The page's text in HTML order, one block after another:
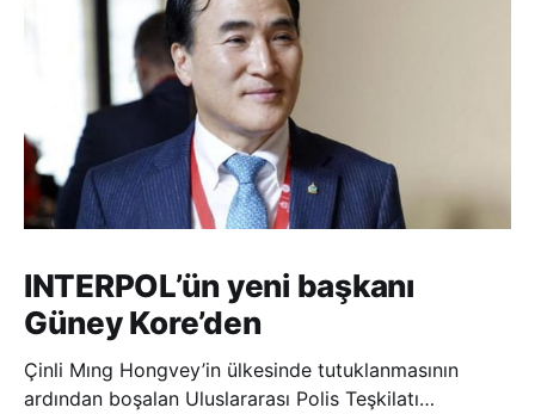
INTERPOL’ün yeni başkanı
Güney Kore’den
Çinli Mıng Hongvey’in ülkesinde tutuklanmasının
ardından boşalan Uluslararası Polis Teşkilatı